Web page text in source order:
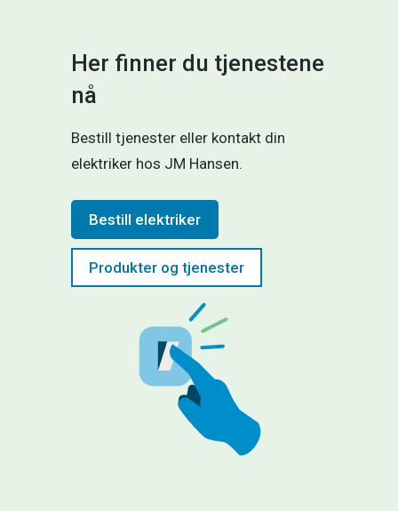
Her finner du tjenestene
nå
Bestill tjenester eller kontakt din
elektriker hos JM Hansen.
Bestill elektriker
Produkter og tjenester